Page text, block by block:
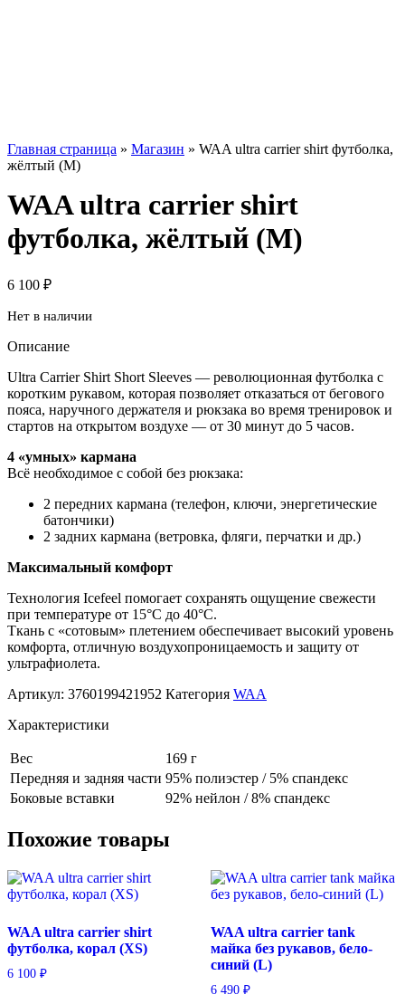
Главная страница » Магазин » WAA ultra carrier shirt футболка,
жёлтый (M)
WAA ultra carrier shirt
футболка, жёлтый (M)
6 100 ₽
Нет в наличии
Описание
Ultra Carrier Shirt Short Sleeves — революционная футболка с
коротким рукавом, которая позволяет отказаться от бегового
пояса, наручного держателя и рюкзака во время тренировок и
стартов на открытом воздухе — от 30 минут до 5 часов.
4 «умных» кармана
Всё необходимое с собой без рюкзака:
2 передних кармана (телефон, ключи, энергетические
батончики)
2 задних кармана (ветровка, фляги, перчатки и др.)
Максимальный комфорт
Технология Icefeel помогает сохранять ощущение свежести
при температуре от 15°C до 40°C.
Ткань с «сотовым» плетением обеспечивает высокий уровень
комфорта, отличную воздухопроницаемость и защиту от
ультрафиолета.
Артикул: 3760199421952 Категория WAA
Характеристики
Вес
169 г
Передняя и задняя части 95% полиэстер / 5% спандекс
Боковые вставки
92% нейлон / 8% спандекс
Похожие товары
WAA ultra carrier shirt
футболка, корал (XS)
6 100 ₽
WAA ultra carrier tank
майка без рукавов, бело-
синий (L)
6 490 ₽